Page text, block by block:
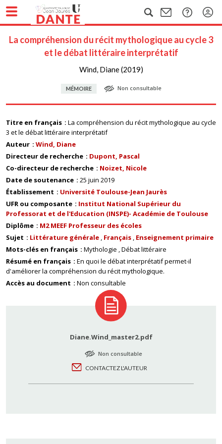
La compréhension du récit mythologique au cycle 3
et le débat littéraire interprétatif
Wind, Diane (2019)
MÉMOIRE Non consultable
Titre en français
La compréhension du récit mythologique au cycle
3 et le débat littéraire interprétatif
Auteur
Wind, Diane
Directeur de recherche
Dupont, Pascal
Co-directeur de recherche
Noizet, Nicole
Date de soutenance
25 juin 2019
Établissement
Université Toulouse-Jean Jaurès
UFR ou composante
Institut National Supérieur du
Professorat et de l'Education (INSPE)- Académie de Toulouse
Diplôme
M2 MEEF Professeur des écoles
Sujet
Littérature générale Français Enseignement primaire
Mots-clés en français
Mythologie Débat littéraire
Résumé en français
En quoi le débat interprétatif permet-il
d'améliorer la compréhension du récit mythologique.
Accès au document
Non consultable
Diane.Wind_master2.pdf
Non consultable
CONTACTEZ L'AUTEUR